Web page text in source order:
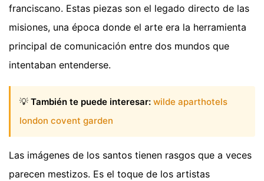
franciscano. Estas piezas son el legado directo de las
misiones, una época donde el arte era la herramienta
principal de comunicación entre dos mundos que
intentaban entenderse.
💡 También te puede interesar: wilde aparthotels
london covent garden
Las imágenes de los santos tienen rasgos que a veces
parecen mestizos. Es el toque de los artistas